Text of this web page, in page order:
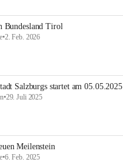
Bundesland Tirol
•2. Feb. 2026
Salzburgs startet am 05.05.2025
•29. Juli 2025
Meilenstein
•6. Feb. 2025